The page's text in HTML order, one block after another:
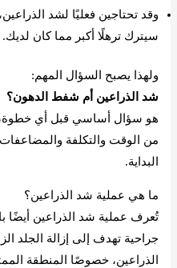
وقد تحتاجين فعليًا لشد
سيترك ترهلًا أكبر مما كان لديك.
ولهذا يصبح السؤال المهم:
شد الذراعين أم شفط الدهون؟
هو سؤال أساسي قبل أي خطوة،
من الوقت والتكلفة
البداية.
ما هي عملية شد الذراعين؟
تُعرف عملية شد الذراعين أيضًا
جراحية تهدف إلى إزالة الجلد
الذراعين، خصوصًا المنطقة